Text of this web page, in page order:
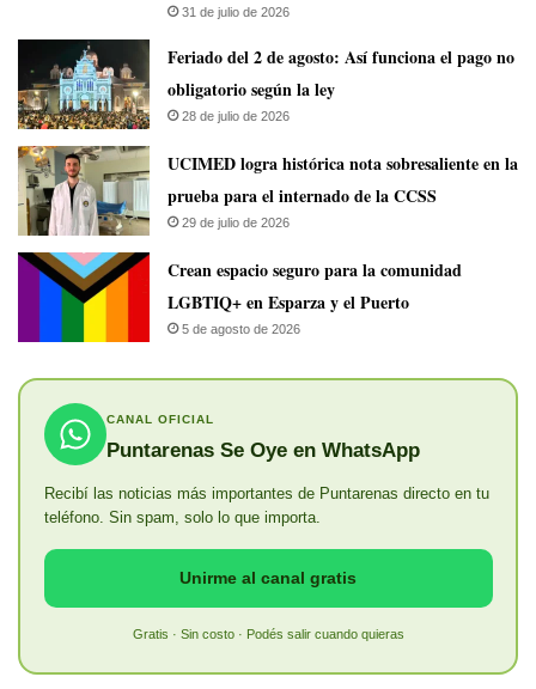
31 de julio de 2026
Feriado del 2 de agosto: Así funciona el pago no
obligatorio según la ley
28 de julio de 2026
UCIMED logra histórica nota sobresaliente en la
prueba para el internado de la CCSS
29 de julio de 2026
Crean espacio seguro para la comunidad
LGBTIQ+ en Esparza y el Puerto
5 de agosto de 2026
CANAL OFICIAL
Puntarenas Se Oye en WhatsApp
Recibí las noticias más importantes de Puntarenas directo en tu
teléfono. Sin spam, solo lo que importa.
Unirme al canal gratis
Gratis · Sin costo · Podés salir cuando quieras